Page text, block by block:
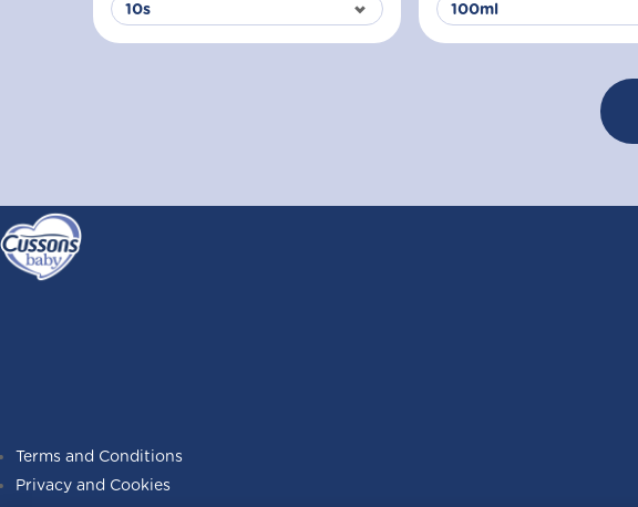
Terms and Conditions
Privacy and Cookies